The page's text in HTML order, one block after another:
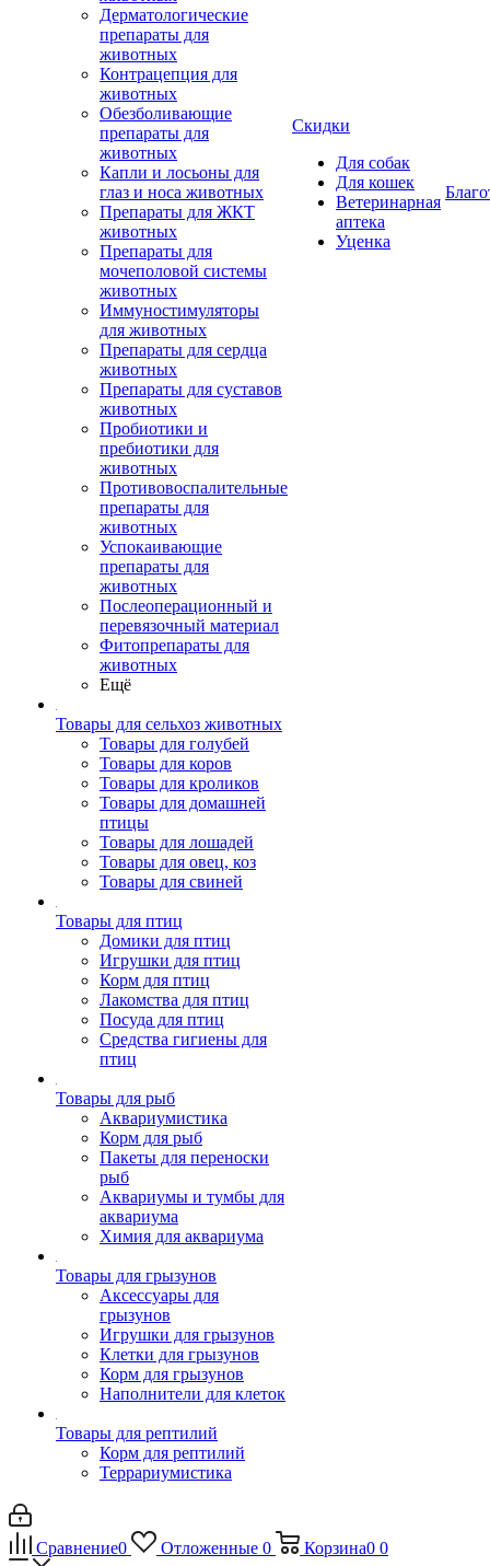
Дерматологические
препараты для
животных
Контрацепция для
животных
Обезболивающие
препараты для
животных
Капли и лосьоны для
глаз и носа животных
Препараты для ЖКТ
животных
Препараты для
мочеполовой системы
животных
Иммуностимуляторы
для животных
Препараты для сердца
животных
Препараты для суставов
животных
Пробиотики и
пребиотики для
животных
Противовоспалительные
препараты для
животных
Успокаивающие
препараты для
животных
Послеоперационный и
перевязочный материал
Фитопрепараты для
животных
Ещё
Товары для сельхоз животных
Товары для голубей
Товары для коров
Товары для кроликов
Товары для домашней
птицы
Товары для лошадей
Товары для овец, коз
Товары для свиней
Товары для птиц
Домики для птиц
Игрушки для птиц
Корм для птиц
Лакомства для птиц
Посуда для птиц
Средства гигиены для
птиц
Товары для рыб
Аквариумистика
Корм для рыб
Пакеты для переноски
рыб
Аквариумы и тумбы для
аквариума
Химия для аквариума
Товары для грызунов
Аксессуары для
грызунов
Игрушки для грызунов
Клетки для грызунов
Корм для грызунов
Наполнители для клеток
Товары для рептилий
Корм для рептилий
Террариумистика
Скидки
Для собак
Для кошек
Ветеринарная
аптека
Уценка
Сравнение0 Отложенные 0 Корзина0 0